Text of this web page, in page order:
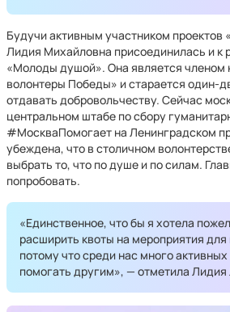
Будучи активным участником проектов
Лидия Михайловна присоединилась и к
«Молоды душой». Она является
волонтеры Победы» и старается один-
отдавать добровольчеству. Сейчас
центральном штабе по сбору
#МоскваПомогает на Ленинградском
убеждена, что в столичном
выбрать то, что по душе и по силам.
попробовать.
«Единственное, что бы я хотела
расширить квоты на мероприятия
потому что среди нас много
помогать другим», — отметила Лидия